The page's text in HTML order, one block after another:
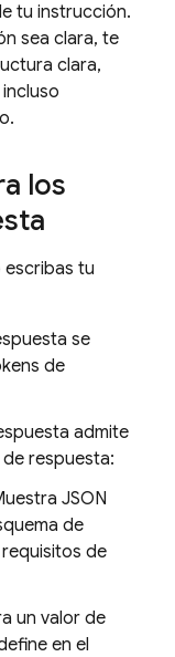
tu instrucción.
sea clara, te
clara,
los
escribas tu
se
de
admite
respuesta:
JSON
de
de
un valor de
en el